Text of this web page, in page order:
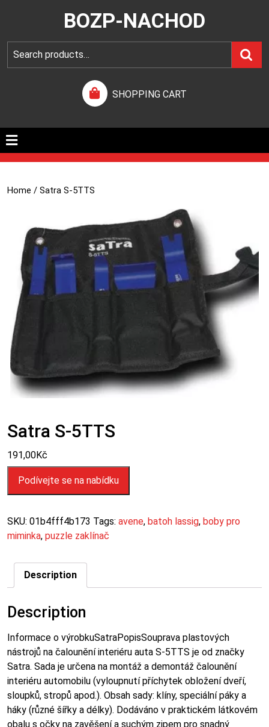
BOZP-NACHOD
SHOPPING CART
Home / Satra S-5TTS
Satra S-5TTS
191,00Kč
Podívejte se na nabídku
SKU: 01b4fff4b173 Tags: avene, batoh lassig, boby pro
miminka, puzzle zaklínač
Description
Description
Informace o výrobkuSatraPopisSouprava plastových
nástrojů na čalounění interiéru auta S-5TTS je od značky
Satra. Sada je určena na montáž a demontáž čalounění
interiéru automobilu (vyloupnutí příchytek obložení dveří,
sloupků, stropů apod.). Obsah sady: klíny, speciální páky a
háky (různé šířky a délky). Dodáváno v praktickém látkovém
obalu s očky na zavěšení a suchým zipem pro snadný